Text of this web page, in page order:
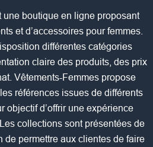
une boutique en ligne proposant
et d’accessoires pour femmes.
différentes catégories
claire des produits, des prix
Vêtements-Femmes propose
références issues de différents
objectif d’offrir une expérience
collections sont présentées de
de permettre aux clientes de faire